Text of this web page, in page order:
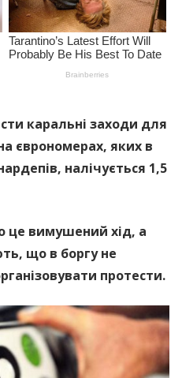
каральні заходи для
єврономерах, яких в
налічується 1,5
це вимушений хід, а
що в боргу не
протести.